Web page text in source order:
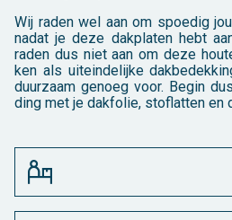
Wij raden wel aan om spoe­dig
nadat je deze dak­pla­ten hebt
raden dus niet aan om deze
ken als uit­ein­de­lij­ke
duur­zaam ge­noeg voor. Begin
ding met je dak­fo­lie, stof­lat­ten en